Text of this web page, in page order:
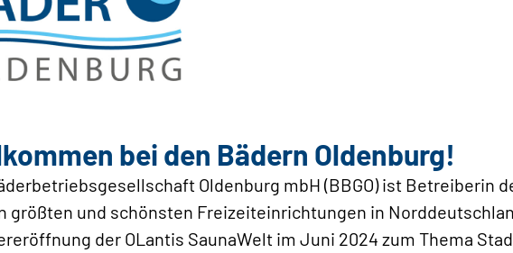
bei den Bädern Oldenburg!
Oldenburg mbH (BBGO) ist Betreiberin
größten und schönsten Freizeiteinrichtungen in
der OLantis SaunaWelt im Juni 2024 zum Thema